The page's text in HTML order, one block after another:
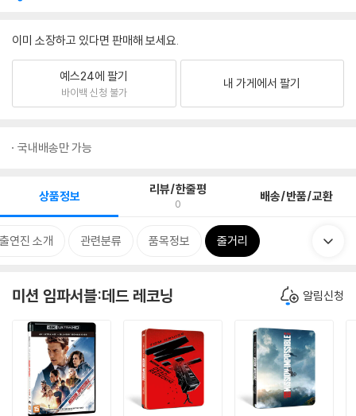
이미 소장하고 있다면 판매해 보세요.
예스24에 팔기
바이백 신청 불가
내 가게에서 팔기
국내배송만 가능
상품정보 리뷰/한줄평
0 배송/반품/교환
연진 소개 관련분류 품목정보 줄거리
미션 임파서블:데드 레코닝 알림신청